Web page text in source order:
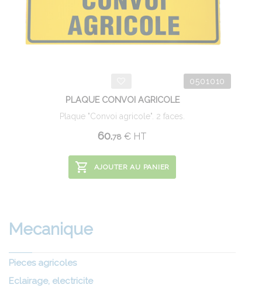
0501010
PLAQUE CONVOI AGRICOLE
Plaque "Convoi agricole". 2 faces.
60.78 € HT
AJOUTER AU PANIER
Mecanique
Pieces agricoles
Eclairage, electricite